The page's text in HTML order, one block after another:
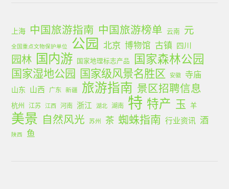
上海 中国旅游指南 中国旅游榜单 云南 元
全国重点文物保护单位 公园 北京 博物馆 古镇 四川
园林 国内游 国家地理标志产品 国家森林公园
国家湿地公园 国家级风景名胜区 安徽 寺庙
山东 山西 广东 新疆 旅游指南 景区招聘信息
杭州 江苏 江西 河南 浙江 湖北 湖南 特 特产 玉 羊
美景 自然风光 苏州 茶 蜘蛛指南 行业资讯 酒
陕西 鱼